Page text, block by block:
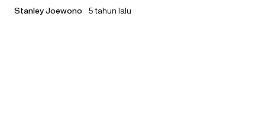
Stanley Joewono 5 tahun lalu